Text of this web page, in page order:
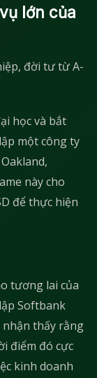
lớn của
học và bắt
một công ty
này cho
để thực hiện
tương lai của
Softbank
nhận thấy rằng
điểm đó cực
kinh doanh